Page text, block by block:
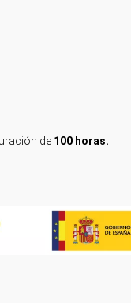
de 100 horas.